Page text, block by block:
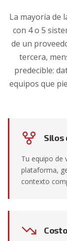
La mayoría de
con 4 o 5
de un
tercera,
predecible:
equipos que
Silos
Tu equipo de
plataforma,
contexto